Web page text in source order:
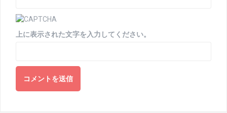
上に表示された文字を入力してください。